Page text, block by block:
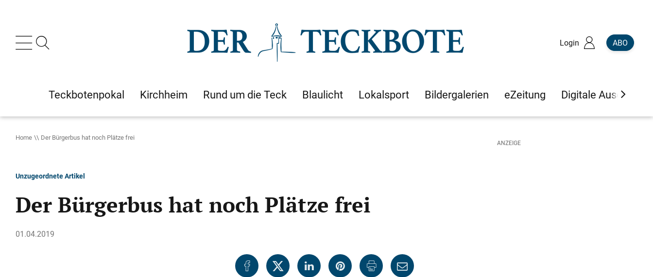
Login ABO
Teckbotenpokal Kirchheim Rund um die Teck Blaulicht Lokalsport Bildergalerien eZeitung Digitale Ausgaben
Home Der Bürgerbus hat noch Plätze frei
Unzugeordnete Artikel
Der Bürgerbus hat noch Plätze frei
01.04.2019